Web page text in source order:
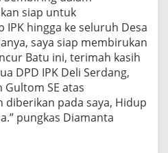
siap untuk
IPK hingga ke seluruh Desa
saya siap membirukan
Batu ini, terimah kasih
DPD IPK Deli Serdang,
SE atas
diberikan pada saya, Hidup
pungkas Diamanta